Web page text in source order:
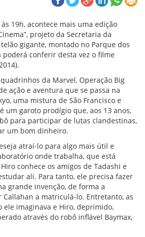
19h, acontece mais uma edição
projeto da Secretaria da
gigante, montado no Parque dos
poderá conferir desta vez o filme
da Marvel, Operação Big
ação e aventura que se passa na
uma mistura de São Francisco e
um garoto prodígio que, aos 13 anos,
para participar de lutas clandestinas,
um bom dinheiro.
atraí-lo para algo mais útil e
onde trabalha, que está
conhece os amigos de Tadashi e
ali. Para tanto, ele precisa fazer
grande invenção, de forma a
Callahan a matriculá-lo. Entretanto, as
ele imaginava e Hiro, deprimido,
através do robô inflável Baymax,